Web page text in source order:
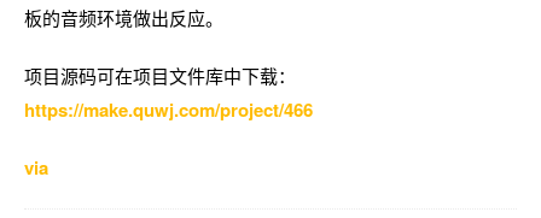
板的音频环境做出反应。
项目源码可在​项目文件库中下载：​
https://make.quwj.com/project/466
via